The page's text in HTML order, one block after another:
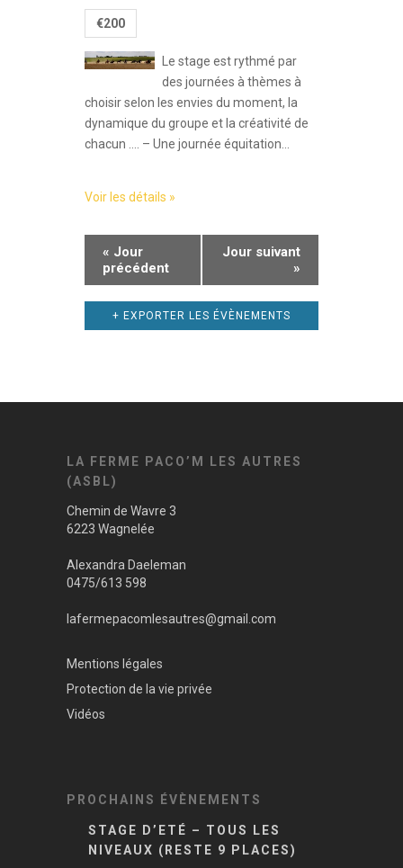
€200
Le stage est rythmé par
des journées à thèmes à
choisir selon les envies du moment, la
dynamique du groupe et la créativité de
chacun …. – Une journée équitation...
Voir les détails »
« Jour
précédent
Jour suivant
»
+ EXPORTER LES ÉVÈNEMENTS
LA FERME PACO’M LES AUTRES
(ASBL)
Chemin de Wavre 3
6223 Wagnelée
Alexandra Daeleman
0475/613 598
lafermepacomlesautres@gmail.com
Mentions légales
Protection de la vie privée
Vidéos
PROCHAINS ÉVÈNEMENTS
STAGE D’ETÉ – TOUS LES
NIVEAUX (RESTE 9 PLACES)